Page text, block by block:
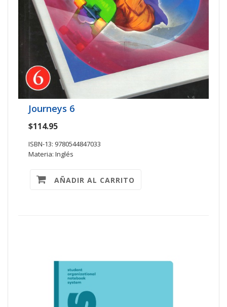
Journeys 6
$114.95
ISBN-13: 9780544847033
Materia: Inglés
AÑADIR AL CARRITO